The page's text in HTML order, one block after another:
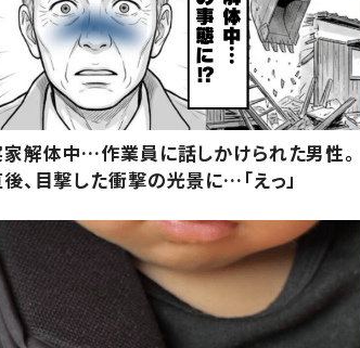
解体中…作業員に話しかけられた男性。
、目撃した衝撃の光景に…「えっ」